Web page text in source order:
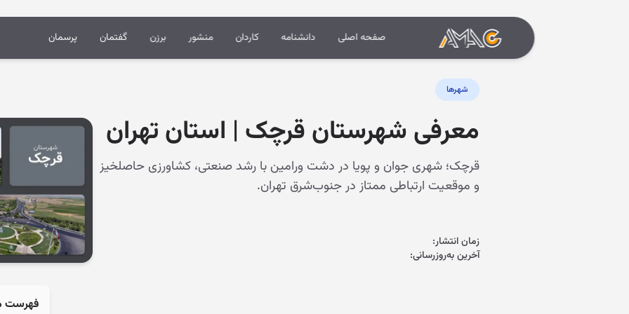
صفحه اصلی دانشنامه کاردان منشور برزن گفتمان پرسمان
شهرها
معرفی شهرستان قرچک | استان تهران
قرچک؛ شهری جوان و پویا در دشت ورامین با رشد صنعتی، کشاورزی حاصلخیز
و موقعیت ارتباطی ممتاز در جنوب‌شرق تهران.
زمان انتشار:
آخرین به‌روزرسانی:
فهرست